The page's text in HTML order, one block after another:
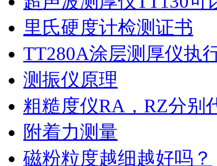
里氏硬度计检测证书
TT280A涂层测厚仪执
测振仪原理
粗糙度仪RA，RZ分别
附着力测量
磁粉粒度越细越好吗？